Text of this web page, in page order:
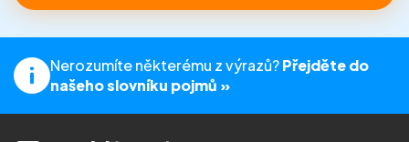
Nerozumíte některému z výrazů?Přejděte do
našeho slovníku pojmů »